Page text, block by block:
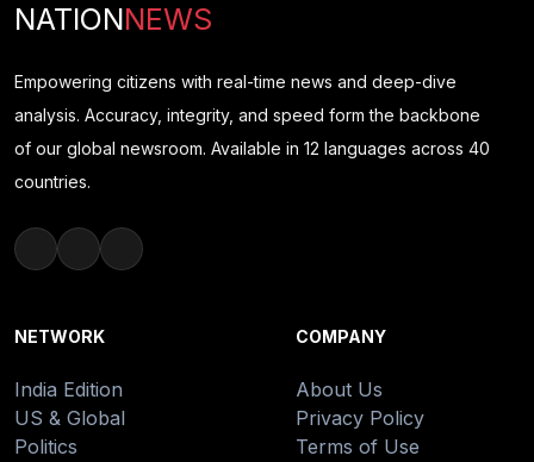
NATIONNEWS
Empowering citizens with real-time news and deep-dive
analysis. Accuracy, integrity, and speed form the backbone
of our global newsroom. Available in 12 languages across 40
countries.
NETWORK
India Edition
US & Global
Politics
COMPANY
About Us
Privacy Policy
Terms of Use